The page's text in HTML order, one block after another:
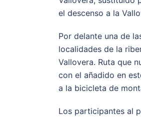
el descenso a la
Por delante una de
localidades de la
Vallovera. Ruta que
con el añadido en
a la bicicleta de
Los participantes al